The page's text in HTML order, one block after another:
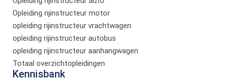
Opleiding rijinstructeur motor
opleiding rijinstructeur vrachtwagen
opleiding rijinstructeur autobus
opleiding rijinstructeur aanhangwagen
Totaal overzichtopleidingen
Kennisbank